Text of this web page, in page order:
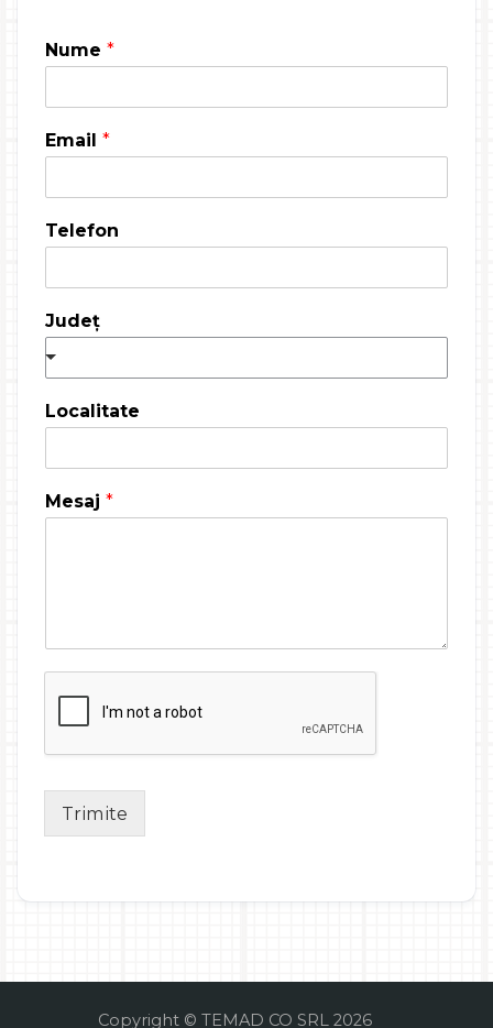
Nume *
Email *
Telefon
Judeţ
Localitate
Mesaj *
Trimite
Copyright © TEMAD CO SRL 2026